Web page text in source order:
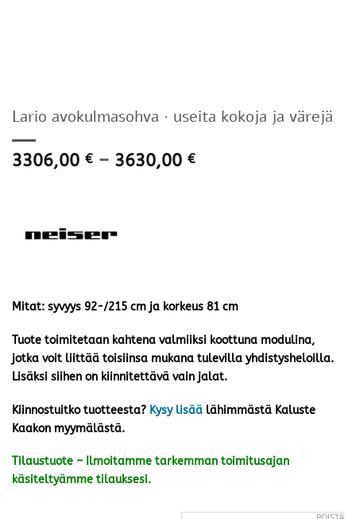
Lario avokulmasohva · useita kokoja ja värejä
3306,00 € – 3630,00 €Hintaluokka:
Mitat: syvyys 92-/215 cm ja korkeus 81 cm
Tuote toimitetaan kahtena valmiiksi koottuna modulina,
jotka voit liittää toisiinsa mukana tulevilla yhdistysheloilla.
Lisäksi siihen on kiinnitettävä vain jalat.
Kiinnostuitko tuotteesta? Kysy lisää lähimmästä Kaluste
Kaakon myymälästä.
Tilaustuote – Ilmoitamme tarkemman toimitusajan
käsiteltyämme tilauksesi.